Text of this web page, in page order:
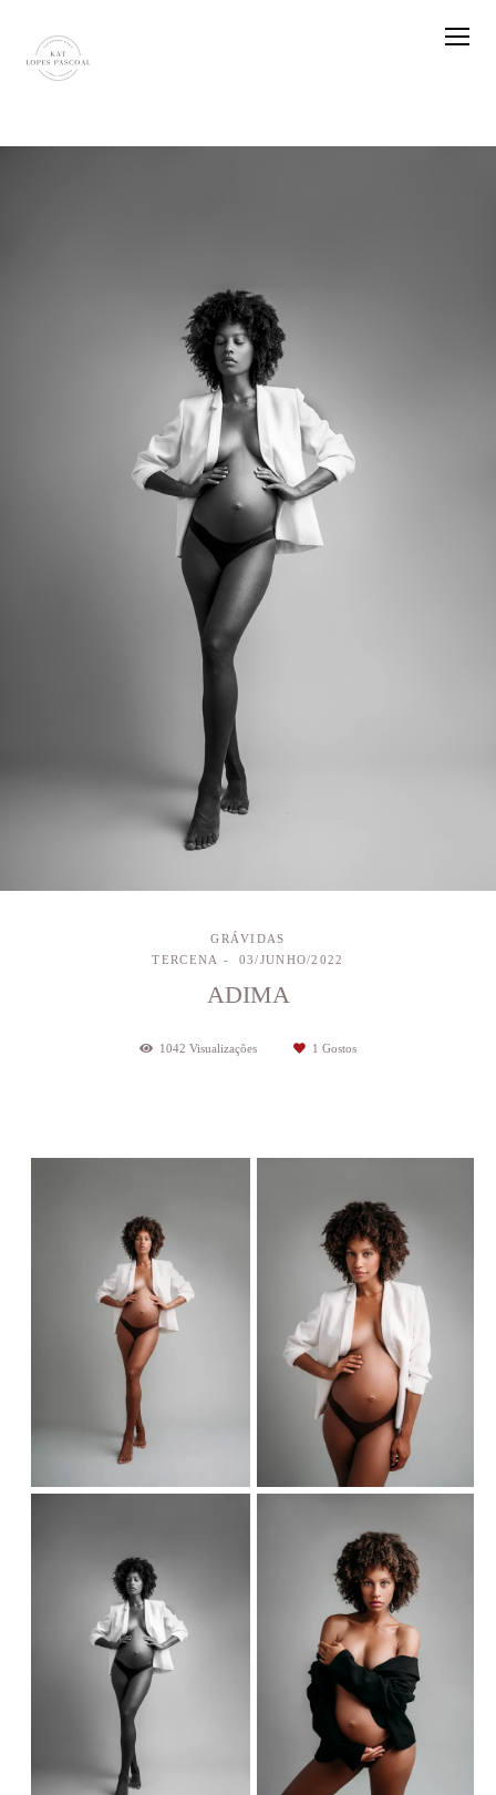
GRÁVIDAS
TERCENA
03/JUNHO/2022
ADIMA
1042 Visualizações 1 Gostos